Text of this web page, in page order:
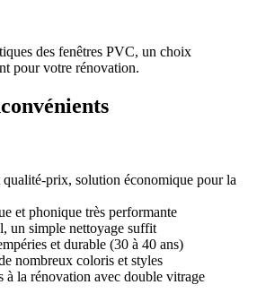
des fenêtres PVC, un choix
pour votre rénovation.
prix, solution économique pour la
et phonique très performante
un simple nettoyage suffit
et durable (30 à 40 ans)
nombreux coloris et styles
à la rénovation avec double vitrage